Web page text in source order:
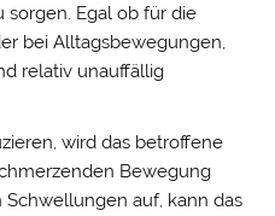
sorgen. Egal ob für die
bei Alltagsbewegungen,
relativ unauffällig
wird das betroffene
Bewegung
auf, kann das